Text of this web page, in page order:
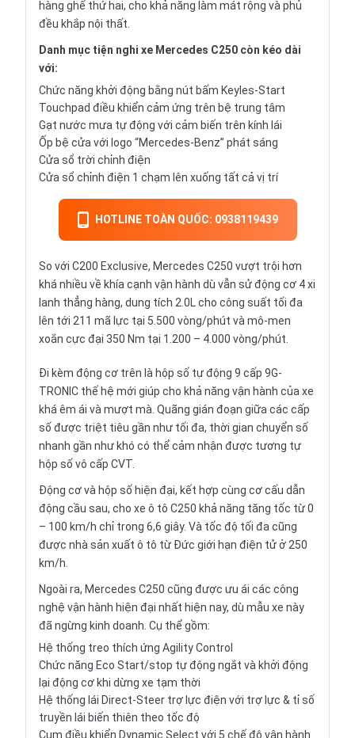
hàng ghế thứ hai, cho khả năng làm mát rộng và phủ
đều khắp nội thất.
Danh mục tiện nghi xe Mercedes C250 còn kéo dài
với:
Chức năng khởi động bằng nút bấm Keyles-Start
Touchpad điều khiển cảm ứng trên bệ trung tâm
Gạt nước mưa tự động với cảm biến trên kính lái
Ốp bệ cửa với logo “Mercedes-Benz” phát sáng
Cửa sổ trời chỉnh điện
Cửa sổ chỉnh điện 1 chạm lên xuống tất cả vị trí
HOTLINE TOÀN QUỐC: 0938119439
So với C200 Exclusive, Mercedes C250 vượt trội hơn
khá nhiều về khía cạnh vận hành dù vẫn sử động cơ 4 xi
lanh thẳng hàng, dung tích 2.0L cho công suất tối đa
lên tới 211 mã lực tại 5.500 vòng/phút và mô-men
xoắn cực đại 350 Nm tại 1.200 – 4.000 vòng/phút.
Đi kèm động cơ trên là hộp số tự động 9 cấp 9G-
TRONIC thế hệ mới giúp cho khả năng vận hành của xe
khá êm ái và mượt mà. Quãng gián đoạn giữa các cấp
số được triệt tiêu gần như tối đa, thời gian chuyển số
nhanh gần như khó có thể cảm nhận được tương tự
hộp số vô cấp CVT.
Động cơ và hộp số hiện đại, kết hợp cùng cơ cấu dẫn
động cầu sau, cho xe ô tô C250 khả năng tăng tốc từ 0
– 100 km/h chỉ trong 6,6 giây. Và tốc độ tối đa cũng
được nhà sản xuất ô tô từ Đức giới hạn điện tử ở 250
km/h.
Ngoài ra, Mercedes C250 cũng được ưu ái các công
nghệ vận hành hiện đại nhất hiện nay, dù mẫu xe này
đã ngừng kinh doanh. Cụ thể gồm:
Hệ thống treo thích ứng Agility Control
Chức năng Eco Start/stop tự động ngắt và khởi động
lại động cơ khi dừng xe tạm thời
Hệ thống lái Direct-Steer trợ lực điện với trợ lực & tỉ số
truyền lái biến thiên theo tốc độ
Cụm điều khiển Dynamic Select với 5 chế độ vận hành